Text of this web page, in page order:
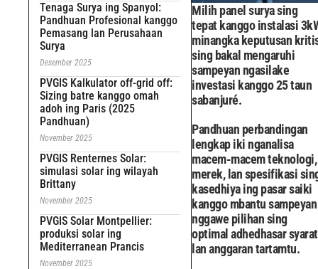
Tenaga Surya ing Spanyol:
Pandhuan Profesional kanggo
Pemasang lan Perusahaan
Surya
Desember 2025
PVGIS Kalkulator off-grid off:
Sizing batre kanggo omah
adoh ing Paris (2025
Pandhuan)
November 2025
PVGIS Renternes Solar:
simulasi solar ing wilayah
Brittany
November 2025
PVGIS Solar Montpellier:
produksi solar ing
Mediterranean Prancis
November 2025
Milih panel surya sing
tepat kanggo instalasi
minangka keputusan
sing bakal mengaruhi
sampeyan ngasilake
investasi kanggo 25 taun
sabanjuré.
Pandhuan perbandingan
lengkap iki nganalisa
macem-macem teknologi,
merek, lan spesifikasi
kasedhiya ing pasar saiki
kanggo mbantu sampeyan
nggawe pilihan sing
optimal adhedhasar syarat
lan anggaran tartamtu.